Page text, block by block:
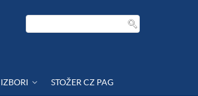
IZBORI STOŽER CZ PAG